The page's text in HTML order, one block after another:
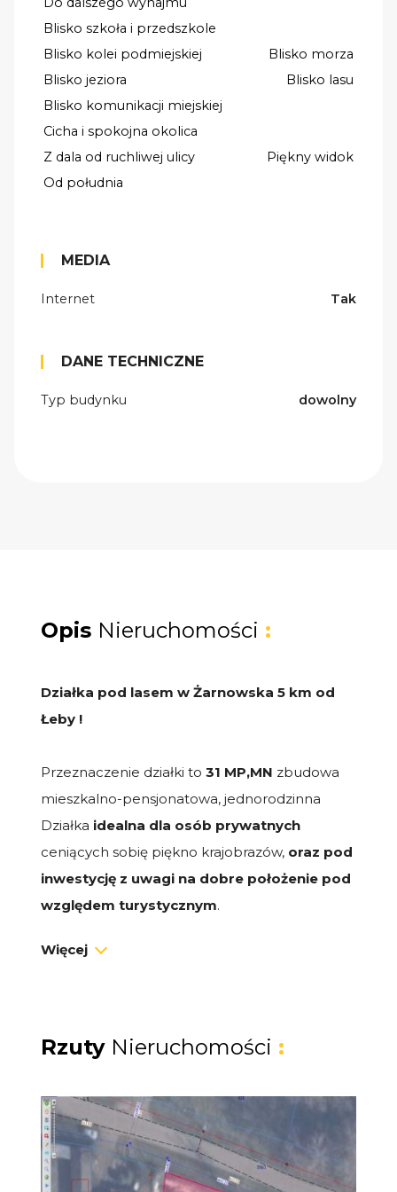
Blisko szkoła i przedszkole
Blisko kolei podmiejskiej
Blisko morza
Blisko jeziora
Blisko lasu
Blisko komunikacji miejskiej
Cicha i spokojna okolica
Z dala od ruchliwej ulicy
Piękny widok
Od południa
MEDIA
Internet Tak
DANE TECHNICZNE
Typ budynku dowolny
Opis Nieruchomości :
Działka pod lasem w Żarnowska 5 km od
Łeby !
Przeznaczenie działki to 31 MP,MN zbudowa
mieszkalno-pensjonatowa, jednorodzinna
Działka idealna dla osób prywatnych
ceniących sobię piękno krajobrazów, oraz pod
inwestycję z uwagi na dobre położenie pod
względem turystycznym.
DZIAŁKA :
kształcie zbliżony do prostokąta
o wymiarach
20m x 42m x 20m x 48m
ścianą lasu , ogrodzona siatką, a z tyłu płotem z
blachy. Z uwagi na czyste powietrze, dużą
wilgotność i bardzo dobre nasłonecznienie
Więcej
Rzuty Nieruchomości :